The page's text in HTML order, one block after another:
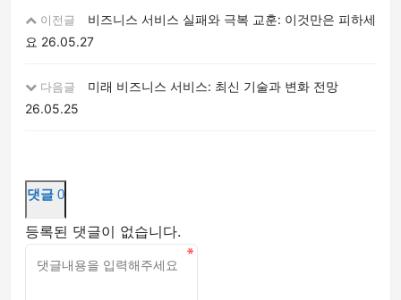
이전글
비즈니스 서비스 실패와 극복 교훈: 이것만은 피하세
요 26.05.27
다음글
미래 비즈니스 서비스: 최신 기술과 변화 전망
26.05.25
댓글 0
등록된 댓글이 없습니다.